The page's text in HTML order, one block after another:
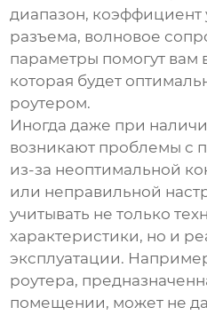
диапазон, коэффициент
разъема, волновое
параметры помогут вам
которая будет
роутером.
Иногда даже при
возникают проблемы с
из-за неоптимальной
или неправильной
учитывать не только
характеристики, но и
эксплуатации.
роутера,
помещении, может не